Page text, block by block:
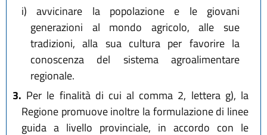
i) avvicinare la popolazione e le giovani
generazioni al mondo agricolo, alle sue
tradizioni, alla sua cultura per favorire la
conoscenza del sistema agroalimentare
regionale.
3. Per le finalità di cui al comma 2, lettera g), la
Regione promuove inoltre la formulazione di linee
guida a livello provinciale, in accordo con le